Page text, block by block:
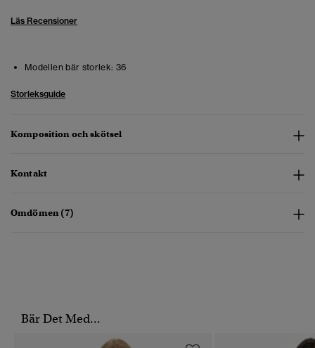
Läs Recensioner
Modellen bär storlek: 36
Storleksguide
Komposition och skötsel
Kontakt
Omdömen (7)
Bär Det Med...